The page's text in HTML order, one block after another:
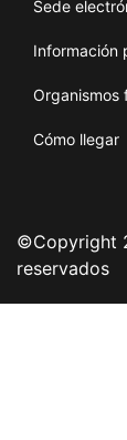
Sede
Información
Organismos
Cómo llegar
©Copyright
reservados